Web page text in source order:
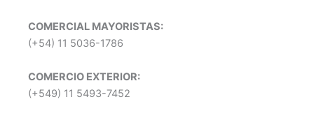
COMERCIAL MAYORISTAS:
(+54) 11 5036-1786
COMERCIO EXTERIOR:
(+549) 11 5493-7452